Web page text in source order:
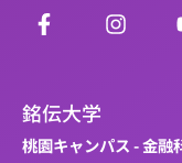
銘伝大学
桃園キャンパス - 金融